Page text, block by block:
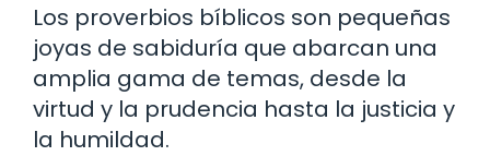
Los proverbios bíblicos son pequeñas
joyas de sabiduría que abarcan una
amplia gama de temas, desde la
virtud y la prudencia hasta la justicia y
la humildad.